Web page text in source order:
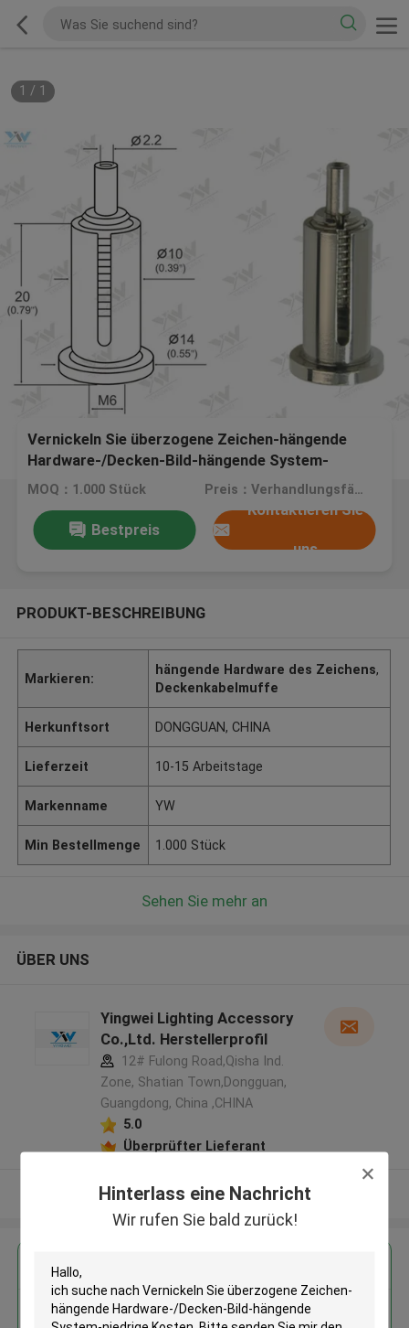
Hinterlass eine Nachricht
Wir rufen Sie bald zurück!
1 / 1
Vernickeln Sie überzogene Zeichen-hängende
Hardware-/Decken-Bild-hängende System-
niedrige Kosten
MOQ：1.000 Stück Preis：Verhandlungsfähig
Bestpreis
Kontaktieren Sie
uns
PRODUKT-BESCHREIBUNG
Markieren:
hängende Hardware des Zeichens,
Deckenkabelmuffe
Herkunftsort DONGGUAN, CHINA
Lieferzeit 10-15 Arbeitstage
Markenname YW
Min Bestellmenge 1.000 Stück
Sehen Sie mehr an
ÜBER UNS
Yingwei Lighting Accessory
Co.,Ltd. Herstellerprofil
12# Fulong Road,Qisha Ind.
Zone, Shatian Town,Dongguan,
Guangdong, China ,CHINA
5.0
Überprüfter Lieferant
Sehen Sie mehr an
Erhalten Sie den besten Preis für
Vernickeln Sie überzogene